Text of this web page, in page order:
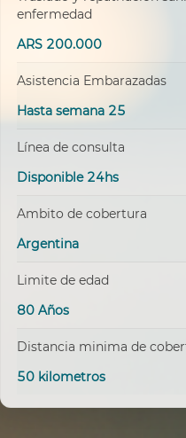
enfermedad
ARS 200.000
Asistencia Embarazadas
Hasta semana 25
Línea de consulta
Disponible 24hs
Ambito de cobertura
Argentina
Limite de edad
80 Años
Distancia minima de
50 kilometros